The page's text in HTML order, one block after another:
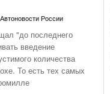
Автоновости России
"до последнего
введение
количества
То есть тех самых